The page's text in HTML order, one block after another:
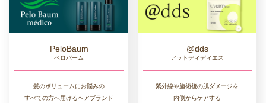
PeloBaum
ペロバーム
髪のボリュームにお悩みの
すべての方へ届けるヘアブランド
@dds
アットディディエス
紫外線や施術後の肌ダメージを
内側からケアする